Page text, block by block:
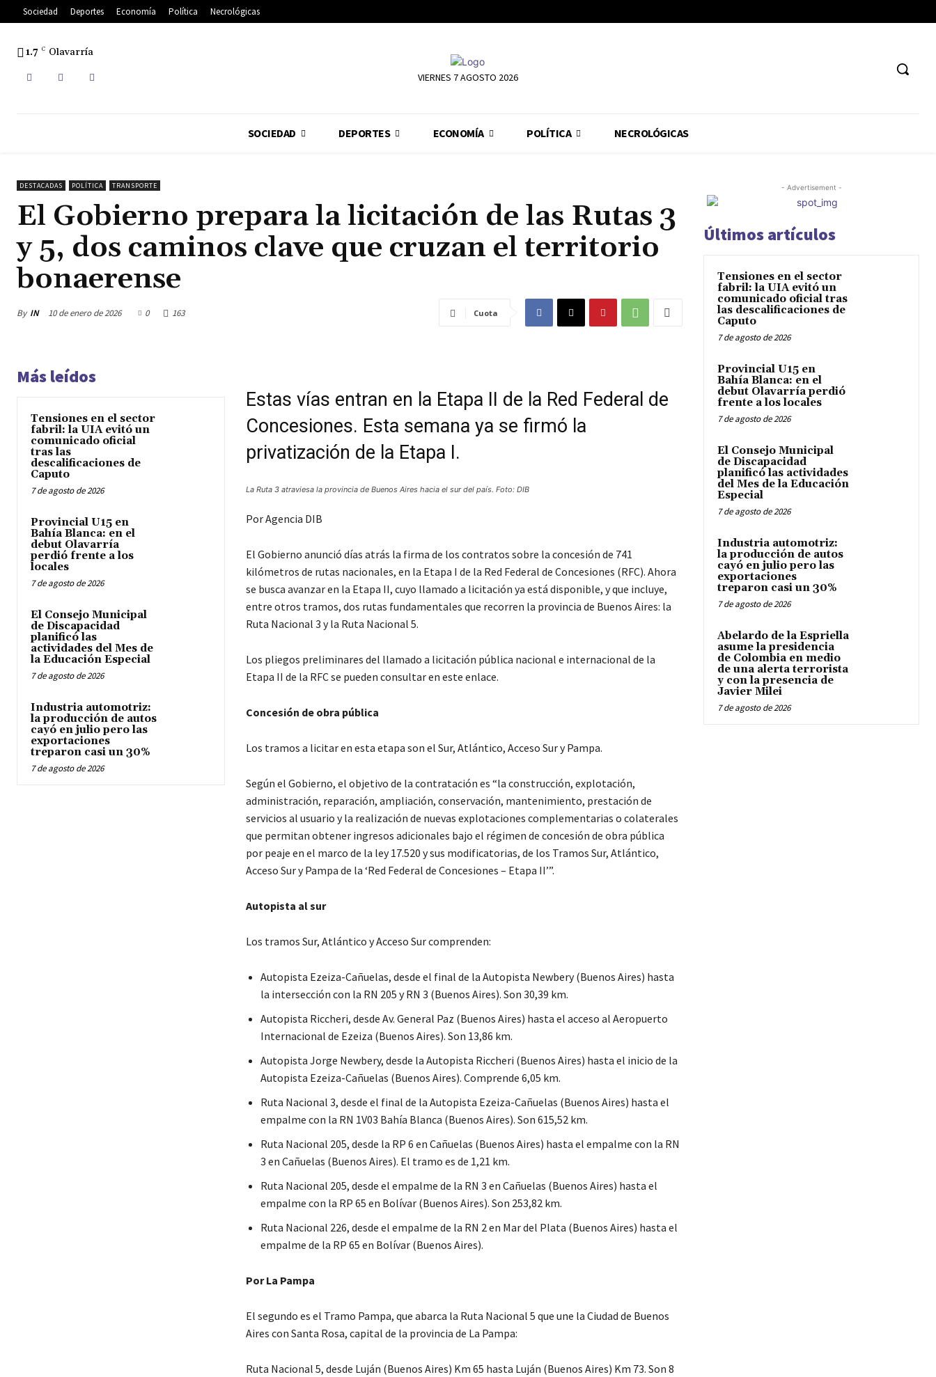
Sociedad Deportes Economía Política Necrológicas
1.7 C Olavarría
VIERNES 7 AGOSTO 2026
SOCIEDAD DEPORTES ECONOMÍA POLÍTICA NECROLÓGICAS
DESTACADAS POLÍTICA TRANSPORTE
El Gobierno prepara la licitación de las Rutas 3
y 5, dos caminos clave que cruzan el territorio
bonaerense
By IN 10 de enero de 2026 0 163 Cuota
Más leídos
Tensiones en el sector
fabril: la UIA evitó un
comunicado oficial
tras las
descalificaciones de
Caputo
7 de agosto de 2026
Provincial U15 en
Bahía Blanca: en el
debut Olavarría
perdió frente a los
locales
7 de agosto de 2026
El Consejo Municipal
de Discapacidad
planificó las
actividades del Mes de
la Educación Especial
7 de agosto de 2026
Industria automotriz:
la producción de autos
cayó en julio pero las
exportaciones
treparon casi un 30%
7 de agosto de 2026
Estas vías entran en la Etapa II de la Red Federal de
Concesiones. Esta semana ya se firmó la
privatización de la Etapa I.
La Ruta 3 atraviesa la provincia de Buenos Aires hacia el sur del país. Foto: DIB
Por Agencia DIB
El Gobierno anunció días atrás la firma de los contratos sobre la concesión de 741
kilómetros de rutas nacionales, en la Etapa I de la Red Federal de Concesiones (RFC). Ahora
se busca avanzar en la Etapa II, cuyo llamado a licitación ya está disponible, y que incluye,
entre otros tramos, dos rutas fundamentales que recorren la provincia de Buenos Aires: la
Ruta Nacional 3 y la Ruta Nacional 5.
Los pliegos preliminares del llamado a licitación pública nacional e internacional de la
Etapa II de la RFC se pueden consultar en este enlace.
Concesión de obra pública
Los tramos a licitar en esta etapa son el Sur, Atlántico, Acceso Sur y Pampa.
Según el Gobierno, el objetivo de la contratación es “la construcción, explotación,
administración, reparación, ampliación, conservación, mantenimiento, prestación de
servicios al usuario y la realización de nuevas explotaciones complementarias o colaterales
que permitan obtener ingresos adicionales bajo el régimen de concesión de obra pública
por peaje en el marco de la ley 17.520 y sus modificatorias, de los Tramos Sur, Atlántico,
Acceso Sur y Pampa de la ‘Red Federal de Concesiones – Etapa II’”.
Autopista al sur
Los tramos Sur, Atlántico y Acceso Sur comprenden:
Autopista Ezeiza-Cañuelas, desde el final de la Autopista Newbery (Buenos Aires) hasta
la intersección con la RN 205 y RN 3 (Buenos Aires). Son 30,39 km.
Autopista Riccheri, desde Av. General Paz (Buenos Aires) hasta el acceso al Aeropuerto
Internacional de Ezeiza (Buenos Aires). Son 13,86 km.
Autopista Jorge Newbery, desde la Autopista Riccheri (Buenos Aires) hasta el inicio de la
Autopista Ezeiza-Cañuelas (Buenos Aires). Comprende 6,05 km.
Ruta Nacional 3, desde el final de la Autopista Ezeiza-Cañuelas (Buenos Aires) hasta el
empalme con la RN 1V03 Bahía Blanca (Buenos Aires). Son 615,52 km.
Ruta Nacional 205, desde la RP 6 en Cañuelas (Buenos Aires) hasta el empalme con la RN
3 en Cañuelas (Buenos Aires). El tramo es de 1,21 km.
Ruta Nacional 205, desde el empalme de la RN 3 en Cañuelas (Buenos Aires) hasta el
empalme con la RP 65 en Bolívar (Buenos Aires). Son 253,82 km.
Ruta Nacional 226, desde el empalme de la RN 2 en Mar del Plata (Buenos Aires) hasta el
empalme de la RP 65 en Bolívar (Buenos Aires).
Por La Pampa
El segundo es el Tramo Pampa, que abarca la Ruta Nacional 5 que une la Ciudad de Buenos
Aires con Santa Rosa, capital de la provincia de La Pampa:
Ruta Nacional 5, desde Luján (Buenos Aires) Km 65 hasta Luján (Buenos Aires) Km 73. Son 8
- Advertisement -
Últimos artículos
Tensiones en el sector
fabril: la UIA evitó un
comunicado oficial tras
las descalificaciones de
Caputo
7 de agosto de 2026
Provincial U15 en
Bahía Blanca: en el
debut Olavarría perdió
frente a los locales
7 de agosto de 2026
El Consejo Municipal
de Discapacidad
planificó las actividades
del Mes de la Educación
Especial
7 de agosto de 2026
Industria automotriz:
la producción de autos
cayó en julio pero las
exportaciones
treparon casi un 30%
7 de agosto de 2026
Abelardo de la Espriella
asume la presidencia
de Colombia en medio
de una alerta terrorista
y con la presencia de
Javier Milei
7 de agosto de 2026